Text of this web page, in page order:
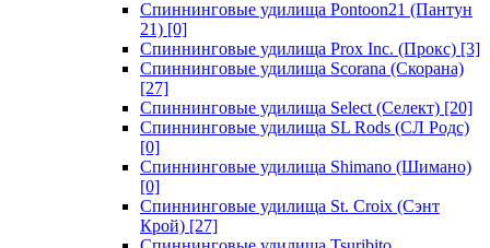
Спиннинговые удилища Pontoon21 (Пантун
21) [0]
Спиннинговые удилища Prox Inc. (Прокс) [3]
Спиннинговые удилища Scorana (Скорана)
[27]
Спиннинговые удилища Select (Селект) [20]
Спиннинговые удилища SL Rods (СЛ Родс)
[0]
Спиннинговые удилища Shimano (Шимано)
[0]
Спиннинговые удилища St. Croix (Сэнт
Крой) [27]